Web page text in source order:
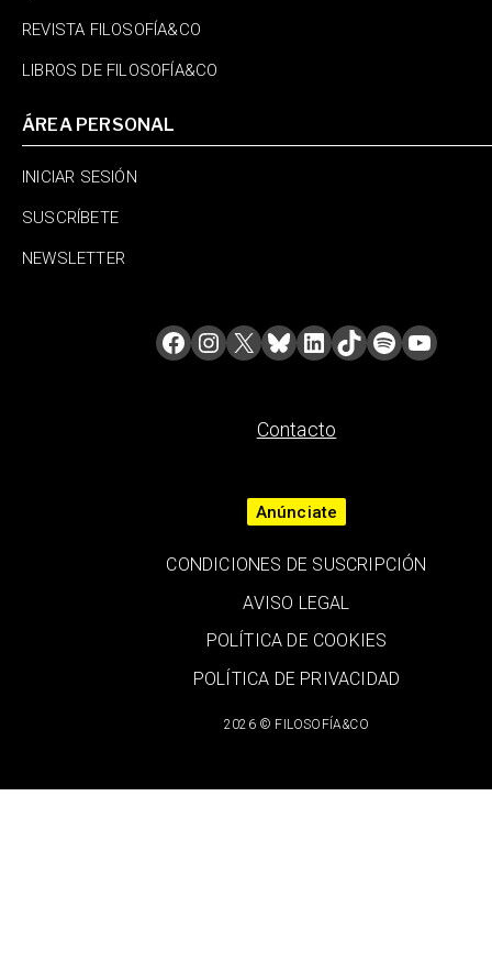
REVISTA FILOSOFÍA&CO
LIBROS DE FILOSOFÍA&CO
ÁREA PERSONAL
INICIAR SESIÓN
SUSCRÍBETE
NEWSLETTER
Contacto
2026 © FILOSOFÍA&CO
Anúnciate
CONDICIONES DE SUSCRIPCIÓN
AVISO LEGAL
POLÍTICA DE COOKIES
POLÍTICA DE PRIVACIDAD